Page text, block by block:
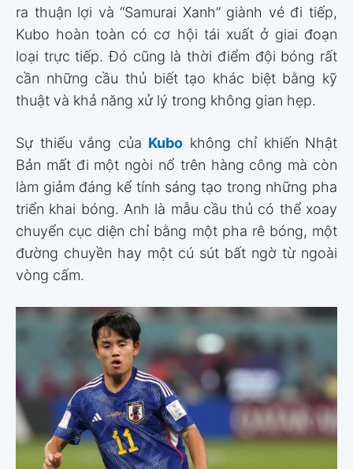
ra thuận lợi và “Samurai Xanh” giành vé đi tiếp,
Kubo hoàn toàn có cơ hội tái xuất ở giai đoạn
loại trực tiếp. Đó cũng là thời điểm đội bóng rất
cần những cầu thủ biết tạo khác biệt bằng kỹ
thuật và khả năng xử lý trong không gian hẹp.
Sự thiếu vắng của Kubo không chỉ khiến Nhật
Bản mất đi một ngòi nổ trên hàng công mà còn
làm giảm đáng kể tính sáng tạo trong những pha
triển khai bóng. Anh là mẫu cầu thủ có thể xoay
chuyển cục diện chỉ bằng một pha rê bóng, một
đường chuyền hay một cú sút bất ngờ từ ngoài
vòng cấm.